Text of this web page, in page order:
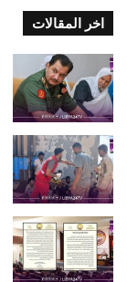
اخر المقالات